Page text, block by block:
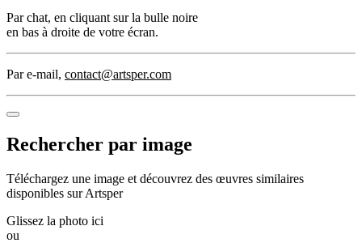
Par chat, en cliquant sur la bulle noire
en bas à droite de votre écran.
Par e-mail, contact@artsper.com
Rechercher par image
Téléchargez une image et découvrez des œuvres similaires
disponibles sur Artsper
Glissez la photo ici
ou